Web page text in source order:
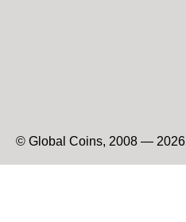
© Global Coins, 2008 — 2026